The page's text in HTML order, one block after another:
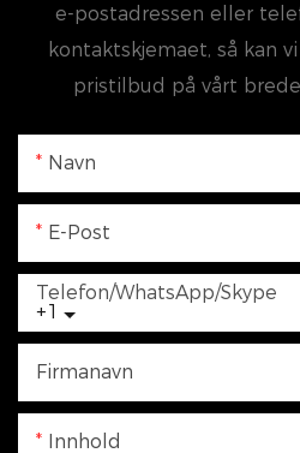
e-postadressen eller
kontaktskjemaet, så kan
pristilbud på vårt
Navn
E-Post
+1
Telefon/WhatsApp/Skype
Firmanavn
Innhold